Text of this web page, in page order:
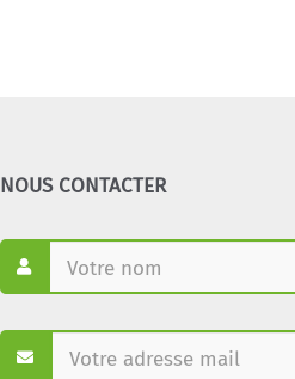
NOUS CONTACTER